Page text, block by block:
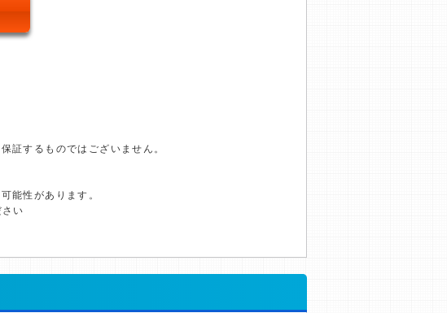
証するものではございません。
能性があります。
い